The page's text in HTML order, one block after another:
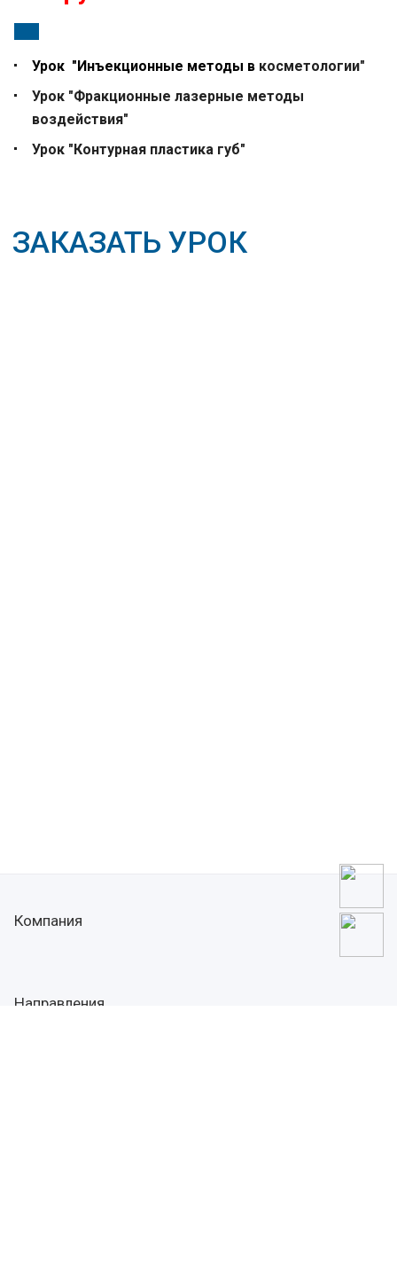
Урок "Инъекционные методы в косметологии"
Урок "Фракционные лазерные методы
воздействия"
Урок "Контурная пластика губ"
ЗАКАЗАТЬ УРОК
Компания
Направления